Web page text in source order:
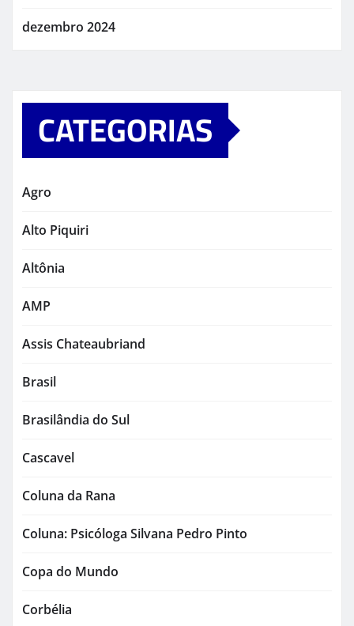
dezembro 2024
CATEGORIAS
Agro
Alto Piquiri
Altônia
AMP
Assis Chateaubriand
Brasil
Brasilândia do Sul
Cascavel
Coluna da Rana
Coluna: Psicóloga Silvana Pedro Pinto
Copa do Mundo
Corbélia